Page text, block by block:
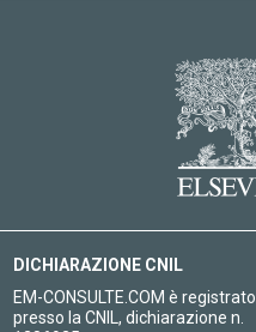
DICHIARAZIONE CNIL
EM-CONSULTE.COM è registrato
presso la CNIL, dichiarazione n.